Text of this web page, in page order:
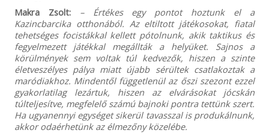
Makra Zsolt:– Értékes egy pontot hoztunk el a
Kazincbarcika otthonából. Az eltiltott játékosokat, fiatal
tehetséges focistákkal kellett pótolnunk, akik taktikus és
fegyelmezett játékkal megállták a helyüket. Sajnos a
körülmények sem voltak túl kedvezők, hiszen a szinte
életveszélyes pálya miatt újabb sérültek csatlakoztak a
maródiakhoz. Mindentől függetlenül az őszi szezont ezzel
gyakorlatilag lezártuk, hiszen az elvárásokat jócskán
túlteljesítve, megfelelő számú bajnoki pontra tettünk szert.
Ha ugyanennyi egységet sikerül tavasszal is produkálnunk,
akkor odaérhetünk az élmezőny közelébe.